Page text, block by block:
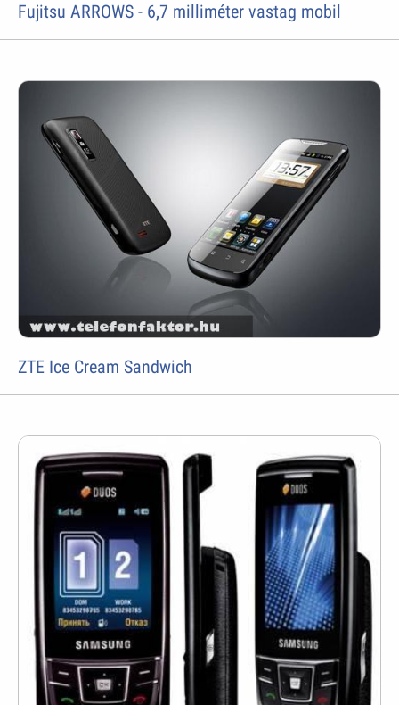
Fujitsu ARROWS - 6,7 milliméter vastag mobil
ZTE Ice Cream Sandwich